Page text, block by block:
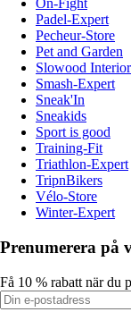
On-Fight
Padel-Expert
Pecheur-Store
Pet and Garden
Slowood Interior
Smash-Expert
Sneak'In
Sneakids
Sport is good
Training-Fit
Triathlon-Expert
TripnBikers
Vélo-Store
Winter-Expert
Prenumerera på
Få 10 % rabatt när du